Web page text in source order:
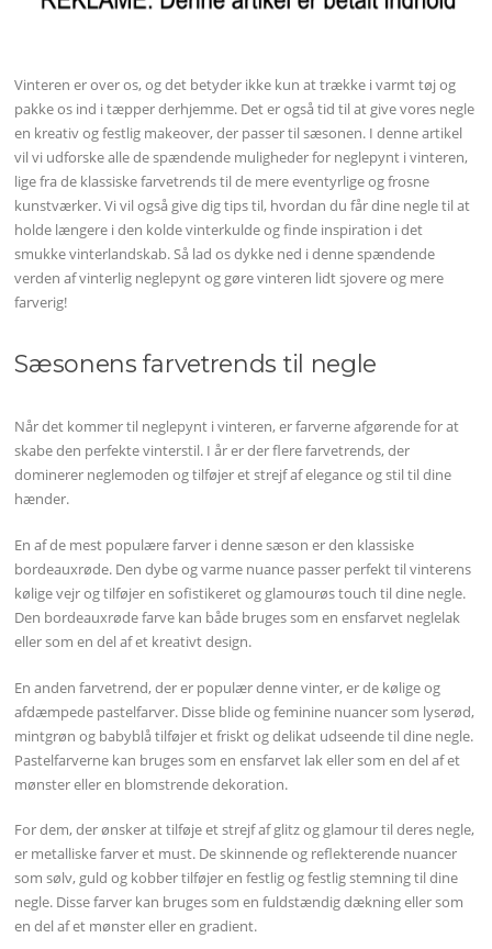
Vinteren er over os, og det betyder ikke kun at trække i varmt tøj og
pakke os ind i tæpper derhjemme. Det er også tid til at give vores negle
en kreativ og festlig makeover, der passer til sæsonen. I denne artikel
vil vi udforske alle de spændende muligheder for neglepynt i vinteren,
lige fra de klassiske farvetrends til de mere eventyrlige og frosne
kunstværker. Vi vil også give dig tips til, hvordan du får dine negle til at
holde længere i den kolde vinterkulde og finde inspiration i det
smukke vinterlandskab. Så lad os dykke ned i denne spændende
verden af vinterlig neglepynt og gøre vinteren lidt sjovere og mere
farverig!
Sæsonens farvetrends til negle
Når det kommer til neglepynt i vinteren, er farverne afgørende for at
skabe den perfekte vinterstil. I år er der flere farvetrends, der
dominerer neglemoden og tilføjer et strejf af elegance og stil til dine
hænder.
En af de mest populære farver i denne sæson er den klassiske
bordeauxrøde. Den dybe og varme nuance passer perfekt til vinterens
kølige vejr og tilføjer en sofistikeret og glamourøs touch til dine negle.
Den bordeauxrøde farve kan både bruges som en ensfarvet neglelak
eller som en del af et kreativt design.
En anden farvetrend, der er populær denne vinter, er de kølige og
afdæmpede pastelfarver. Disse blide og feminine nuancer som lyserød,
mintgrøn og babyblå tilføjer et friskt og delikat udseende til dine negle.
Pastelfarverne kan bruges som en ensfarvet lak eller som en del af et
mønster eller en blomstrende dekoration.
For dem, der ønsker at tilføje et strejf af glitz og glamour til deres negle,
er metalliske farver et must. De skinnende og reflekterende nuancer
som sølv, guld og kobber tilføjer en festlig og festlig stemning til dine
negle. Disse farver kan bruges som en fuldstændig dækning eller som
en del af et mønster eller en gradient.